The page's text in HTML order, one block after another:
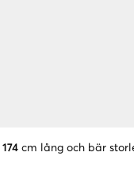
174 cm lång och bär